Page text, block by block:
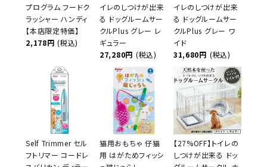
プログラム フードク
ラッシャー ハンディ
【本店限定特価】
2,178円 (税込)
イレのしつけが出来
る ドッグルームサー
クルPlus グレー レ
ギュラー
27,280円 (税込)
イレのしつけが出来
る ドッグルームサー
クルPlus グレー ワ
イド
31,680円 (税込)
Self Trimmer セル
フトリマー コードレ
猫用おもちゃ 仔猫
用 はがためフィッシ
【27%OFF】トイレの
しつけが出来る ドッ